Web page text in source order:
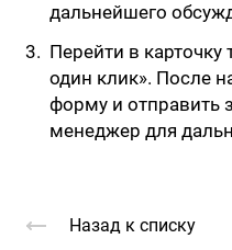
дальнейшего
Перейти в карточку
один клик». После
форму и отправить
менеджер для
Назад к списку